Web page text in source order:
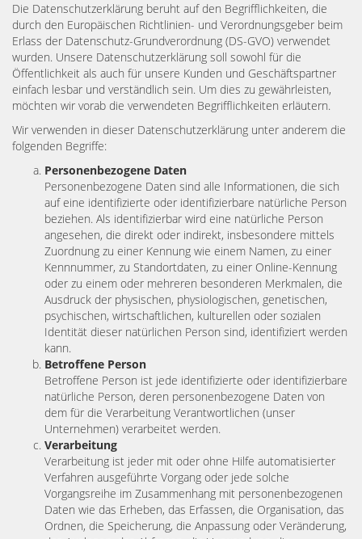
Die Datenschutzerklärung beruht auf den Begrifflichkeiten, die
durch den Europäischen Richtlinien- und Verordnungsgeber beim
Erlass der Datenschutz-Grundverordnung (DS-GVO) verwendet
wurden. Unsere Datenschutzerklärung soll sowohl für die
Öffentlichkeit als auch für unsere Kunden und Geschäftspartner
einfach lesbar und verständlich sein. Um dies zu gewährleisten,
möchten wir vorab die verwendeten Begrifflichkeiten erläutern.
Wir verwenden in dieser Datenschutzerklärung unter anderem die
folgenden Begriffe:
Personenbezogene Daten
Personenbezogene Daten sind alle Informationen, die sich
auf eine identifizierte oder identifizierbare natürliche Person
beziehen. Als identifizierbar wird eine natürliche Person
angesehen, die direkt oder indirekt, insbesondere mittels
Zuordnung zu einer Kennung wie einem Namen, zu einer
Kennnummer, zu Standortdaten, zu einer Online-Kennung
oder zu einem oder mehreren besonderen Merkmalen, die
Ausdruck der physischen, physiologischen, genetischen,
psychischen, wirtschaftlichen, kulturellen oder sozialen
Identität dieser natürlichen Person sind, identifiziert werden
kann.
Betroffene Person
Betroffene Person ist jede identifizierte oder identifizierbare
natürliche Person, deren personenbezogene Daten von
dem für die Verarbeitung Verantwortlichen (unser
Unternehmen) verarbeitet werden.
Verarbeitung
Verarbeitung ist jeder mit oder ohne Hilfe automatisierter
Verfahren ausgeführte Vorgang oder jede solche
Vorgangsreihe im Zusammenhang mit personenbezogenen
Daten wie das Erheben, das Erfassen, die Organisation, das
Ordnen, die Speicherung, die Anpassung oder Veränderung,